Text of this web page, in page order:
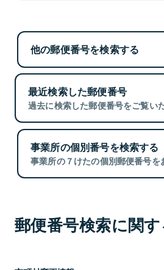
他の郵便番号を検索する
最近検索した郵便番号
過去に検索した郵便番号をご覧い
事業所の個別番号を検索する
事業所の７けたの個別郵便番号を
郵便番号検索に関